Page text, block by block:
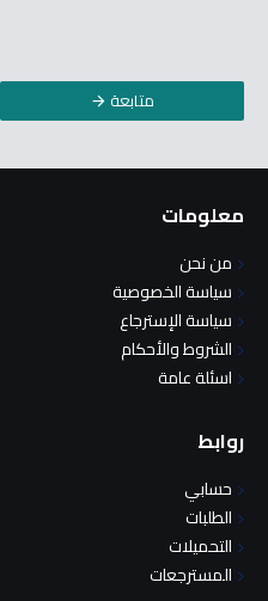
متابعة
معلومات
من نحن
سياسة الخصوصية
سياسة الإسترجاع
الشروط والأحكام
اسئلة عامة
روابط
حسابي
الطلبات
التحميلات
المسترجعات